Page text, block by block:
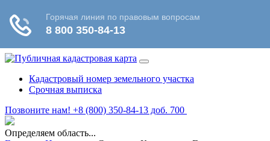
Кадастровый номер земельного участка
Срочная выписка
Позвоните нам! +8 (800) 350-84-13 доб. 700
Определяем область...